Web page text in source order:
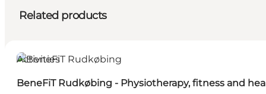
Related products
Activities
BeneFiT Rudkøbing - Physiotherapy, fitness and